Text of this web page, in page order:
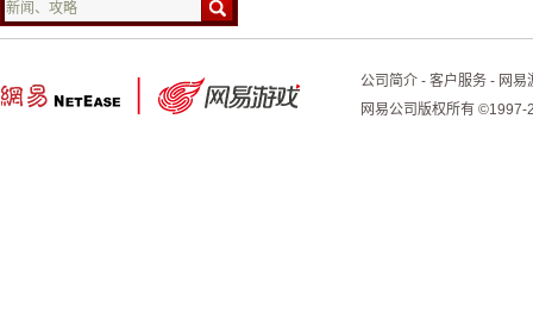
公司简介 - 客户服务 - 网易
网易公司版权所有